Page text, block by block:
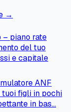
→
piano rate
del tuo
e capitale
ANF
figli in pochi
in bas…